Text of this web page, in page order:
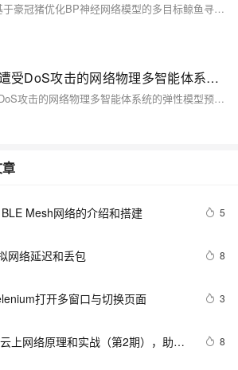
【CPOBP-NSWOA】基于豪冠猪优化BP神经网络模型的多目标鲸鱼寻优算法研究（Matlab代码实现）
【多智能体系统】遭受DoS攻击的网络物理多智能体系统的弹性模型预测控制MPC研究（Simulink仿真实现）
【多智能体系统】遭受DoS攻击的网络物理多智能体系统的弹性模型预测控制MPC研究（Simulink仿真实现）
Mesh网络的介绍和搭建 5
网络延迟和丢包 8
打开多窗口与切换页面 3
上网络原理和实战（第2期），助力
8